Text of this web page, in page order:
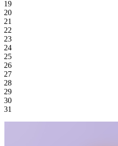
19
20
21
22
23
24
25
26
27
28
29
30
31